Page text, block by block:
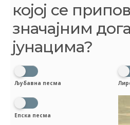
којој се
значајним
јунацима?
Љубавна песма
Епска песма